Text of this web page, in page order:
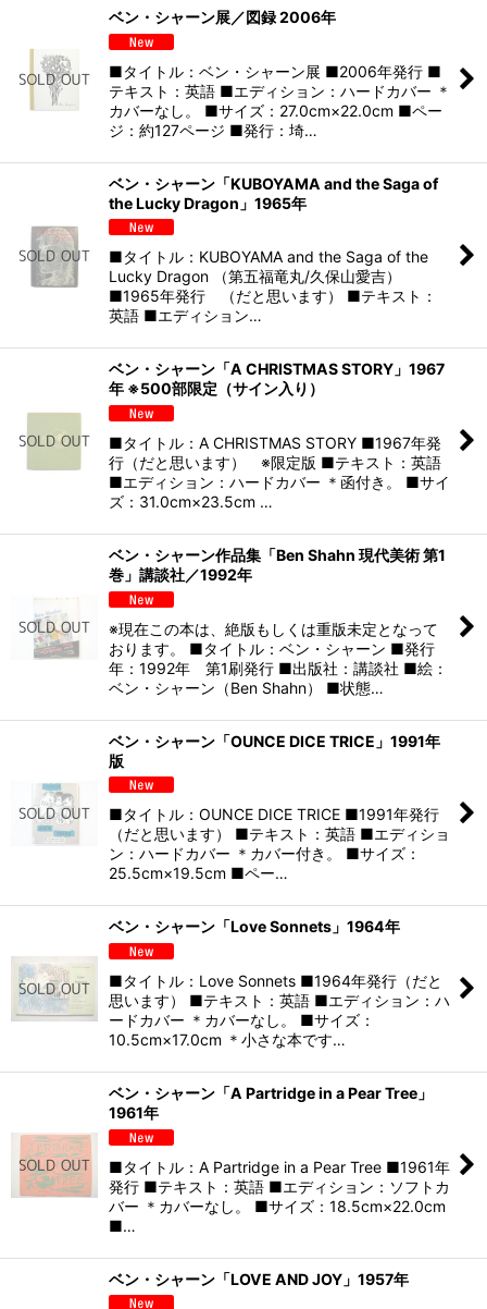
ベン・シャーン展／図録 2006年
■タイトル：ベン・シャーン展 ■2006年発行 ■
テキスト：英語 ■エディション：ハードカバー ＊
カバーなし。 ■サイズ：27.0cm×22.0cm ■ペー
ジ：約127ページ ■発行：埼…
ベン・シャーン「KUBOYAMA and the Saga of
the Lucky Dragon」1965年
■タイトル：KUBOYAMA and the Saga of the
Lucky Dragon （第五福竜丸/久保山愛吉）
■1965年発行 （だと思います） ■テキスト：
英語 ■エディション…
ベン・シャーン「A CHRISTMAS STORY」1967
年 ※500部限定（サイン入り）
■タイトル：A CHRISTMAS STORY ■1967年発
行（だと思います） ※限定版 ■テキスト：英語
■エディション：ハードカバー ＊函付き。 ■サイ
ズ：31.0cm×23.5cm …
ベン・シャーン作品集「Ben Shahn 現代美術 第1
巻」講談社／1992年
※現在この本は、絶版もしくは重版未定となって
おります。 ■タイトル：ベン・シャーン ■発行
年：1992年 第1刷発行 ■出版社：講談社 ■絵：
ベン・シャーン（Ben Shahn） ■状態…
ベン・シャーン「OUNCE DICE TRICE」1991年
版
■タイトル：OUNCE DICE TRICE ■1991年発行
（だと思います） ■テキスト：英語 ■エディショ
ン：ハードカバー ＊カバー付き。 ■サイズ：
25.5cm×19.5cm ■ペー…
ベン・シャーン「Love Sonnets」1964年
■タイトル：Love Sonnets ■1964年発行（だと
思います） ■テキスト：英語 ■エディション：ハ
ードカバー ＊カバーなし。 ■サイズ：
10.5cm×17.0cm ＊小さな本です…
ベン・シャーン「A Partridge in a Pear Tree」
1961年
■タイトル：A Partridge in a Pear Tree ■1961年
発行 ■テキスト：英語 ■エディション：ソフトカ
バー ＊カバーなし。 ■サイズ：18.5cm×22.0cm
■…
ベン・シャーン「LOVE AND JOY」1957年